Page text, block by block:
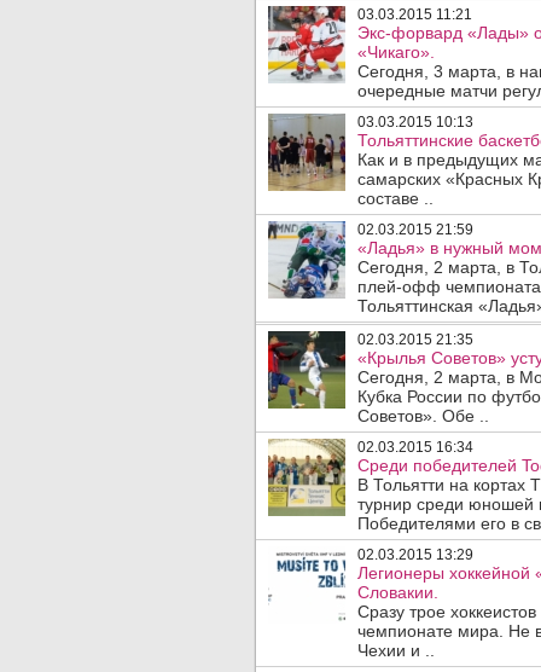
03.03.2015 11:21
Экс-форвард «Лады»
«Чикаго».
Сегодня, 3 марта, в
очередные матчи
03.03.2015 10:13
Тольяттинские
Как и в предыдущих
самарских «Красных
составе ..
02.03.2015 21:59
«Ладья» в нужный
Сегодня, 2 марта, в
плей-офф
Тольяттинская
02.03.2015 21:35
«Крылья Советов»
Сегодня, 2 марта, в
Кубка России по
Советов». Обе ..
02.03.2015 16:34
Среди победителей
В Тольятти на
турнир среди юношей
Победителями его в
02.03.2015 13:29
Легионеры
Словакии.
Сразу трое
чемпионате мира. Не
Чехии и ..